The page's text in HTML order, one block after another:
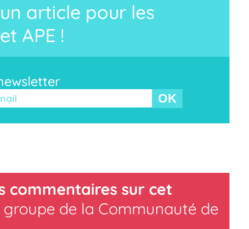
article pour les
APE !
commentaires sur cet
groupe de la Communauté de